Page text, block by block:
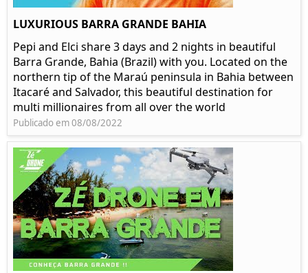
LUXURIOUS BARRA GRANDE BAHIA
Pepi and Elci share 3 days and 2 nights in beautiful
Barra Grande, Bahia (Brazil) with you. Located on the
northern tip of the Maraú peninsula in Bahia between
Itacaré and Salvador, this beautiful destination for
multi millionaires from all over the world
Publicado em 08/08/2022